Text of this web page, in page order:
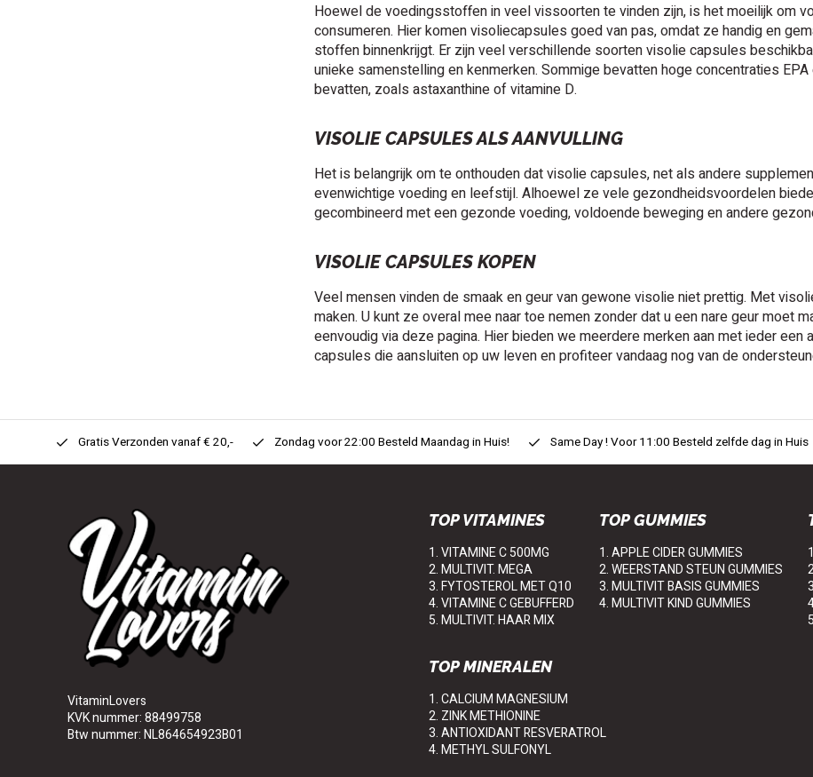
Hoewel de voedingsstoffen in veel vissoorten te vinden zijn, is het moeilijk om
consumeren. Hier komen visoliecapsules goed van pas, omdat ze handig en
stoffen binnenkrijgt. Er zijn veel verschillende soorten visolie capsules
unieke samenstelling en kenmerken. Sommige bevatten hoge concentraties
bevatten, zoals astaxanthine of vitamine D.
VISOLIE CAPSULES ALS AANVULLING
Het is belangrijk om te onthouden dat visolie capsules, net als andere
evenwichtige voeding en leefstijl. Alhoewel ze vele gezondheidsvoordelen
gecombineerd met een gezonde voeding, voldoende beweging en andere
VISOLIE CAPSULES KOPEN
Veel mensen vinden de smaak en geur van gewone visolie niet prettig. Met
maken. U kunt ze overal mee naar toe nemen zonder dat u een nare geur moet
eenvoudig via deze pagina. Hier bieden we meerdere merken aan met ieder
capsules die aansluiten op uw leven en profiteer vandaag nog van de
Gratis Verzonden vanaf € 20,- Zondag voor 22:00 Besteld Maandag in Huis! Same Day ! Voor 11:00 Besteld zelfde dag in Huis
VitaminLovers
KVK nummer: 88499758
Btw nummer: NL864654923B01
TOP VITAMINES
1. VITAMINE C 500MG
2. MULTIVIT. MEGA
3. FYTOSTEROL MET Q10
4. VITAMINE C GEBUFFERD
5. MULTIVIT. HAAR MIX
TOP GUMMIES
1. APPLE CIDER GUMMIES
2. WEERSTAND STEUN GUMMIES
3. MULTIVIT BASIS GUMMIES
4. MULTIVIT KIND GUMMIES
TOP MINERALEN
1. CALCIUM MAGNESIUM
2. ZINK METHIONINE
3. ANTIOXIDANT RESVERATROL
4. METHYL SULFONYL